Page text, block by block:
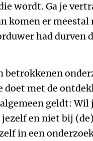
wordt. Ga je
komen er meestal
had durven
betrokkenen
doet met de
geldt: Wil
jezelf en niet bij
in een